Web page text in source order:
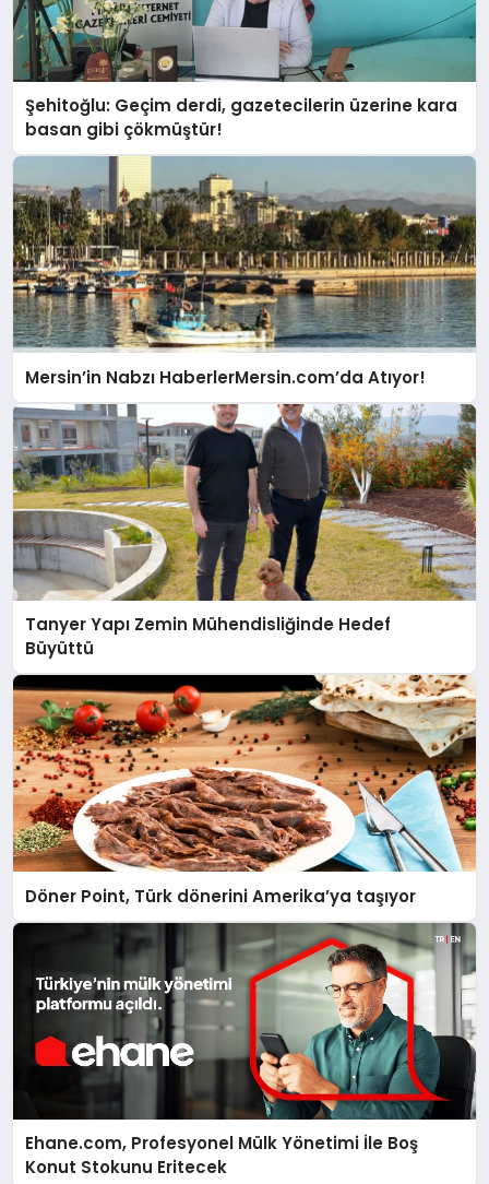
Şehitoğlu: Geçim derdi, gazetecilerin üzerine kara
basan gibi çökmüştür!
Mersin’in Nabzı HaberlerMersin.com’da Atıyor!
Tanyer Yapı Zemin Mühendisliğinde Hedef
Büyüttü
Döner Point, Türk dönerini Amerika’ya taşıyor
Ehane.com, Profesyonel Mülk Yönetimi İle Boş
Konut Stokunu Eritecek